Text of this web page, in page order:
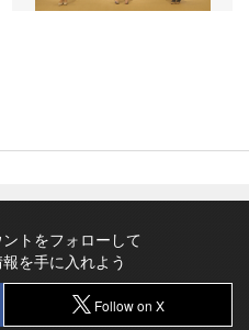
トをフォローして
を手に入れよう
Follow on X